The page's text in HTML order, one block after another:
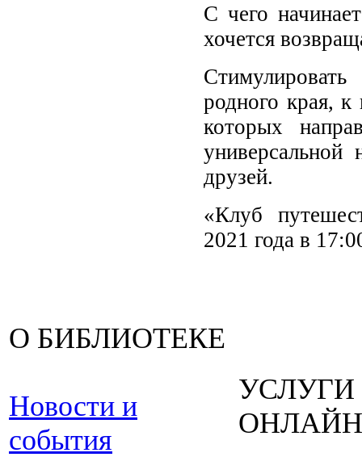
С чего
хочется
родного края,
которых
друзей.
«Клуб
2021 года в
О БИБЛИОТЕКЕ
Новости и
события
УСЛУГИ
ОНЛАЙН